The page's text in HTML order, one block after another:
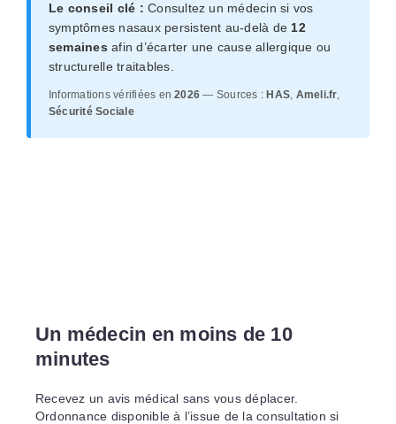
Le conseil clé : Consultez un médecin si vos
symptômes nasaux persistent au-delà de 12
semaines afin d’écarter une cause allergique ou
structurelle traitables.
Informations vérifiées en2026 — Sources : HAS, Ameli.fr,
Sécurité Sociale
Un médecin en moins de 10
minutes
Recevez un avis médical sans vous déplacer.
Ordonnance disponible à l’issue de la consultation si